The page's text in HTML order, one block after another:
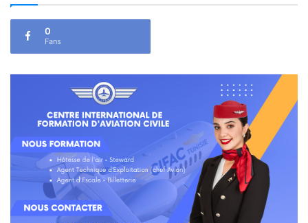
0
Fans